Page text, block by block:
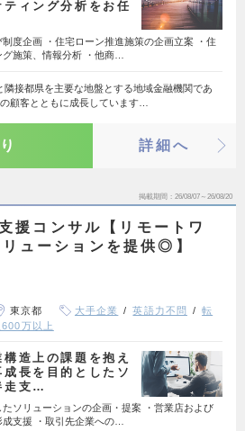
ィング分析をお任
度企画 ・住宅ローン推進施策の企画立案 ・住
施策、情報分析 ・他商…
隣接都県を主要な地盤とする地域金融機関であ
顧客とともに成長しています…
詳細へ
掲載期間 26/08/07～26/08/20
援コンサル【リモートワ
ューションを提供◎】
東京都 大手企業 英語力不問
転
600万以上
造上の課題を抱え
長を目的としたソ
走支…
たソリューションの企画・提案 ・営業店および
支援 ・取引先企業への…